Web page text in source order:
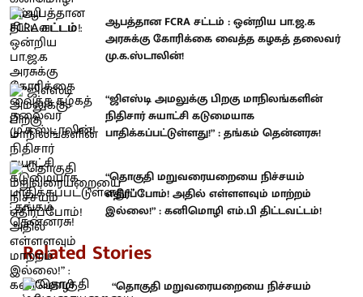
ஆபத்தான FCRA சட்டம் : ஒன்றிய பா.ஜ.க
அரசுக்கு கோரிக்கை வைத்த கழகத் தலைவர்
மு.க.ஸ்டாலின்!
“ஜிஎஸ்டி அமலுக்கு பிறகு மாநிலங்களின்
நிதிசார் சுயாட்சி கடுமையாக
பாதிக்கப்பட்டுள்ளது!” : தங்கம் தென்னரசு!
“தொகுதி மறுவரையறையை நிச்சயம்
எதிர்ப்போம்! அதில் எள்ளளவும் மாற்றம்
இல்லை!” : கனிமொழி எம்.பி திட்டவட்டம்!
Related Stories
“தொகுதி மறுவரையறையை நிச்சயம்